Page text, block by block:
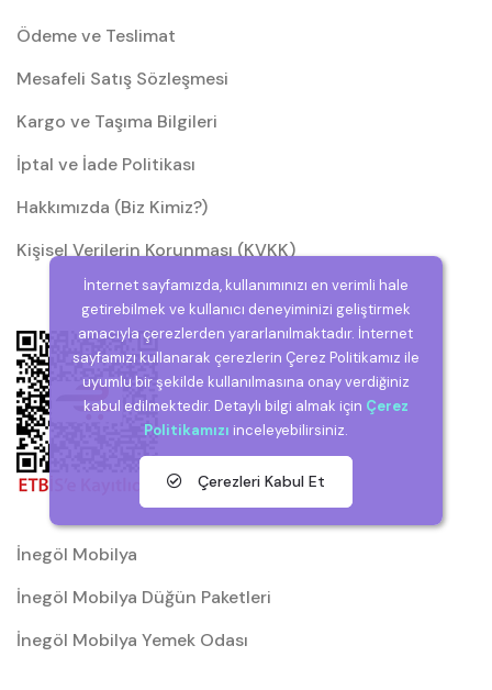
Ödeme ve Teslimat
Mesafeli Satış Sözleşmesi
Kargo ve Taşıma Bilgileri
İptal ve İade Politikası
Hakkımızda (Biz Kimiz?)
Kişisel Verilerin Korunması (KVKK)
İnegöl Mobilya
İnegöl Mobilya Düğün Paketleri
İnegöl Mobilya Yemek Odası
İnternet sayfamızda, kullanımınızı en verimli hale
getirebilmek ve kullanıcı deneyiminizi geliştirmek
amacıyla çerezlerden yararlanılmaktadır. İnternet
sayfamızı kullanarak çerezlerin Çerez Politikamız ile
uyumlu bir şekilde kullanılmasına onay verdiğiniz
kabul edilmektedir. Detaylı bilgi almak için Çerez
Politikamızı inceleyebilirsiniz.
Çerezleri Kabul Et